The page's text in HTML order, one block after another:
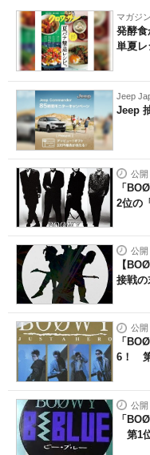
マガジ
発酵
単夏
Jeep
Jeep
公開
「
2位の
公開
【
接戦
公開
「
6！
公開
「
第1